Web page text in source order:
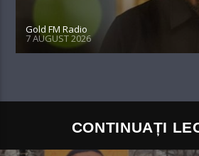
Gold FM Radio
7 AUGUST 2026
CONTINUAȚI